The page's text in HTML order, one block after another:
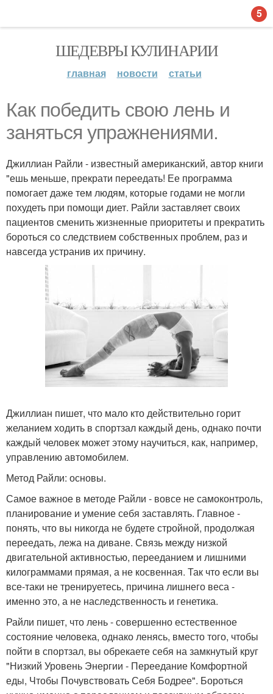
ШЕДЕВРЫ КУЛИНАРИИ
главная новости статьи
Как победить свою лень и
заняться упражнениями.
Джиллиан Райли - известный американский, автор книги
"ешь меньше, прекрати переедать! Ее программа
помогает даже тем людям, которые годами не могли
похудеть при помощи диет. Райли заставляет своих
пациентов сменить жизненные приоритеты и прекратить
бороться со следствием собственных проблем, раз и
навсегда устранив их причину.
Джиллиан пишет, что мало кто действительно горит
желанием ходить в спортзал каждый день, однако почти
каждый человек может этому научиться, как, например,
управлению автомобилем.
Метод Райли: основы.
Самое важное в методе Райли - вовсе не самоконтроль,
планирование и умение себя заставлять. Главное -
понять, что вы никогда не будете стройной, продолжая
переедать, лежа на диване. Связь между низкой
двигательной активностью, перееданием и лишними
килограммами прямая, а не косвенная. Так что если вы
все-таки не тренируетесь, причина лишнего веса -
именно это, а не наследственность и генетика.
Райли пишет, что лень - совершенно естественное
состояние человека, однако ленясь, вместо того, чтобы
пойти в спортзал, вы обрекаете себя на замкнутый круг
"Низкий Уровень Энергии - Переедание Комфортной
еды, Чтобы Почувствовать Себя Бодрее". Бороться
5